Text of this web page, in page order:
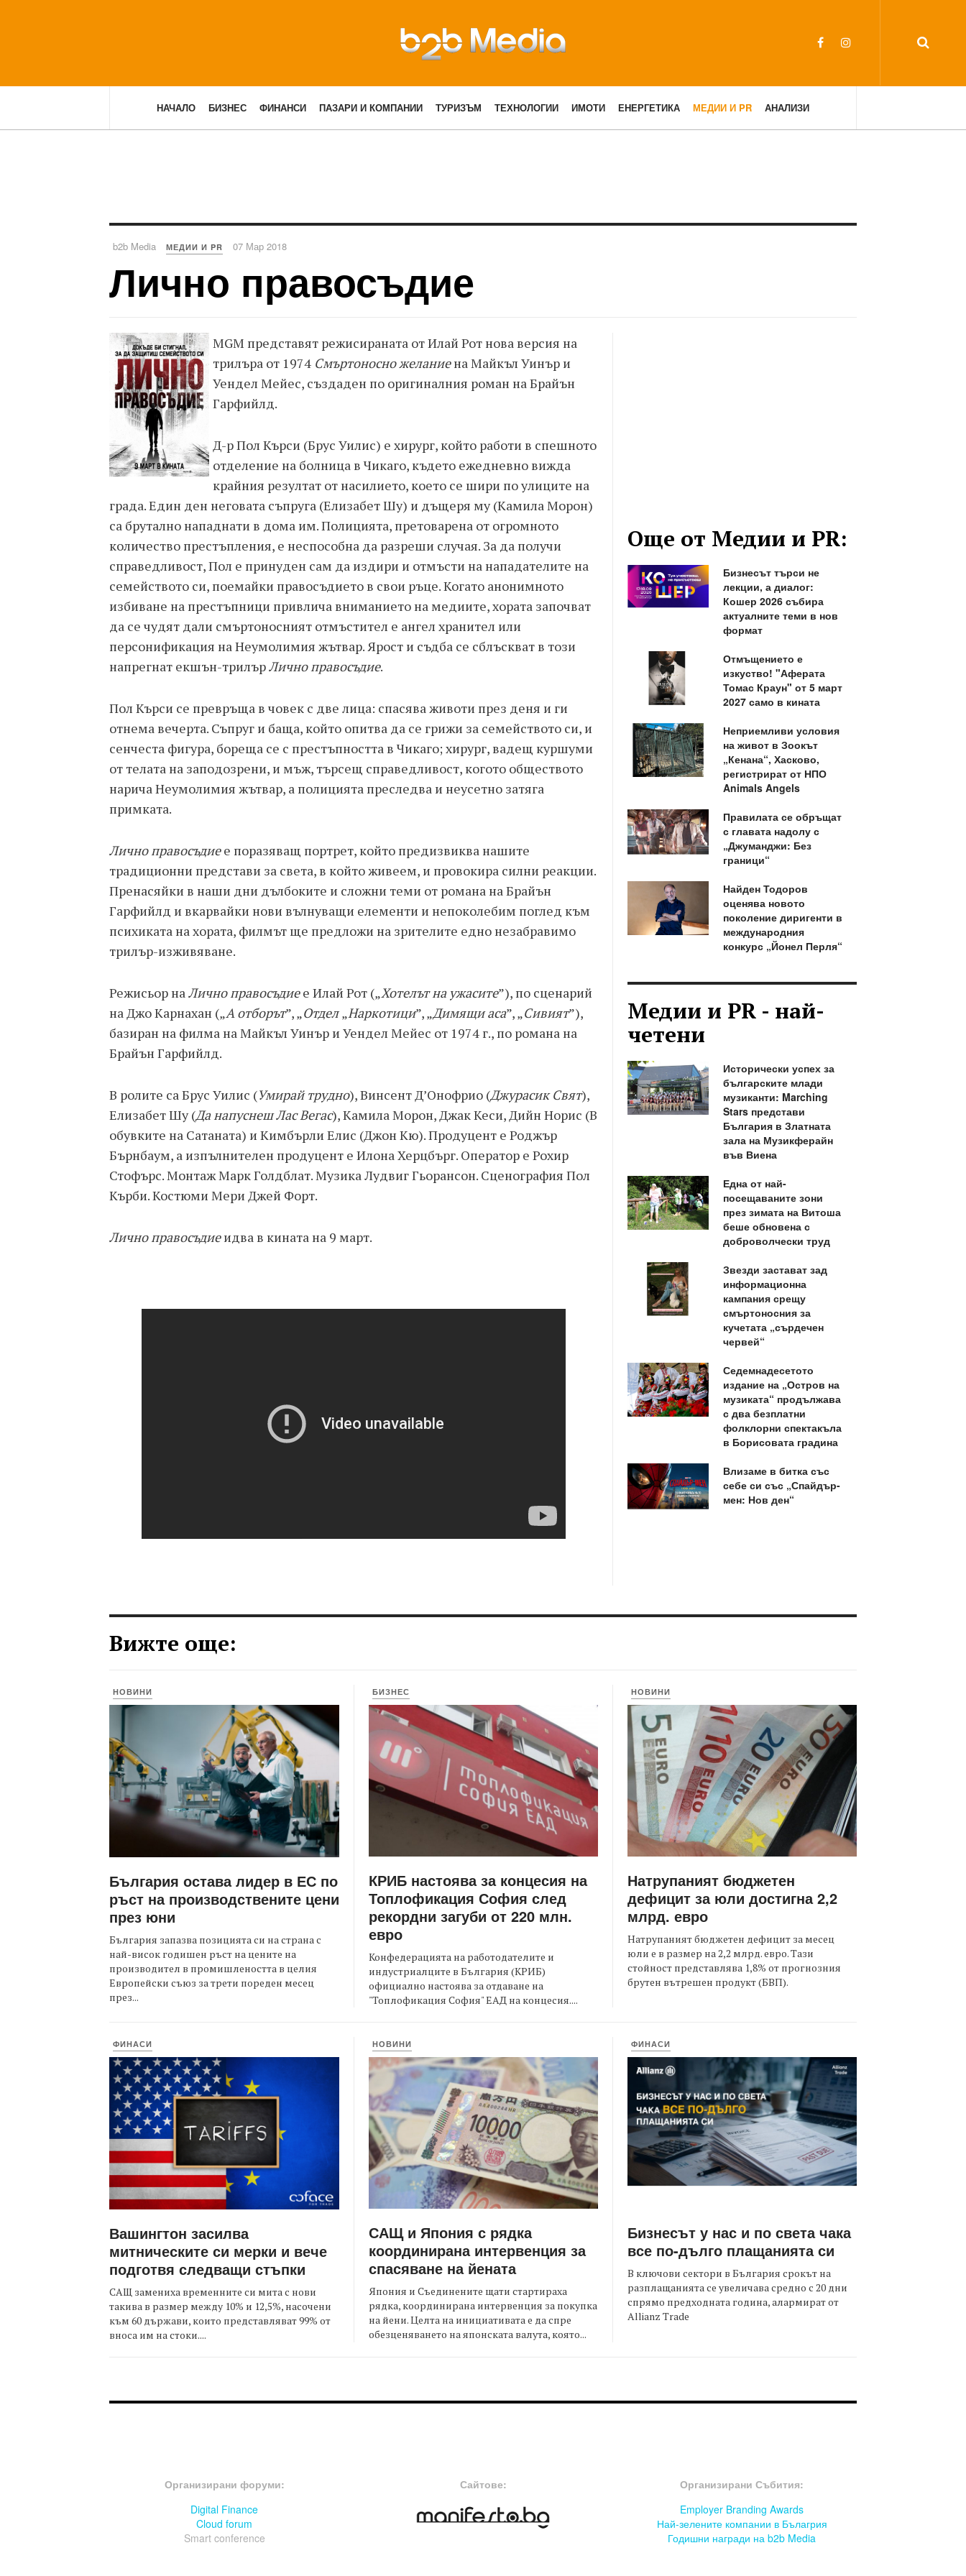
НАЧАЛО БИЗНЕС ФИНАНСИ ПАЗАРИ И КОМПАНИИ ТУРИЗЪМ ТЕХНОЛОГИИ ИМОТИ ЕНЕРГЕТИКА МЕДИИ И PR АНАЛИЗИ
b2b Media МЕДИИ И PR 07 Мар 2018
Лично правосъдие
MGM представят режисираната от Илай Рот нова версия на
трилъра от 1974 Смъртоносно желаниена Майкъл Уинър и
Уендел Мейес, създаден по оригиналния роман на Брайън
Гарфийлд.
Д-р Пол Кърси (Брус Уилис) е хирург, който работи в спешното
отделение на болница в Чикаго, където ежедневно вижда
крайния резултат от насилието, което се шири по улиците на
града. Един ден неговата съпруга (Елизабет Шу) и дъщеря му (Камила Морон)
са брутално нападнати в дома им. Полицията, претоварена от огромното
количество престъпления, е неспособна да разреши случая. За да получи
справедливост, Пол е принуден сам да издири и отмъсти на нападателите на
семейството си, поемайки правосъдието в свои ръце. Когато анонимното
избиване на престъпници привлича вниманието на медиите, хората започват
да се чудят дали смъртоносният отмъстител е ангел хранител или
персонификация на Неумолимия жътвар. Ярост и съдба се сблъскват в този
напрегнат екшън-трилърЛично правосъдие.
Пол Кърси се превръща в човек с две лица: спасява животи през деня и ги
отнема вечерта. Съпруг и баща, който опитва да се грижи за семейството си, и
сенчеста фигура, бореща се с престъпността в Чикаго; хирург, вадещ куршуми
от телата на заподозрени, и мъж, търсещ справедливост, когото обществото
нарича Неумолимия жътвар, а полицията преследва и неусетно затяга
примката.
Лично правосъдиее поразяващ портрет, който предизвиква нашите
традиционни представи за света, в който живеем, и провокира силни реакции.
Пренасяйки в наши дни дълбоките и сложни теми от романа на Брайън
Гарфийлд и вкарвайки нови вълнуващи елементи и непоколебим поглед към
психиката на хората, филмът ще предложи на зрителите едно незабравимо
трилър-изживяване.
Режисьор наЛично правосъдиее Илай Рот („Хотелът на ужасите”), по сценарий
на Джо Карнахан („А отборът”, „Отдел„Наркотици”, „Димящи аса”, „Сивият”),
базиран на филма на Майкъл Уинър и Уендел Мейес от 1974 г., по романа на
Брайън Гарфийлд.
В ролите са Брус Уилис (Умирай трудно), Винсент Д’Онофрио (Джурасик Свят),
Елизабет Шу (Да напуснеш Лас Вегас), Камила Морон, Джак Кеси, Дийн Норис (В
обувките на Сатаната) и Кимбърли Елис (Джон Кю). Продуцент е Роджър
Бърнбаум, а изпълнителен продуцент е Илона Херцбърг. Оператор е Рохир
Стофърс. Монтаж Марк Голдблат. Музика Лудвиг Гьорансон. Сценография Пол
Кърби. Костюми Мери Джей Форт.
Лично правосъдиеидва в кината на 9 март.
Още от Медии и PR:
Бизнесът търси не
лекции, а диалог:
Кошер 2026 събира
актуалните теми в нов
формат
Отмъщението е
изкуство! "Аферата
Томас Краун" от 5 март
2027 само в кината
Неприемливи условия
на живот в Зоокът
„Кенана“, Хасково,
регистрират от НПО
Animals Angels
Правилата се обръщат
с главата надолу с
„Джуманджи: Без
граници“
Найден Тодоров
оценява новото
поколение диригенти в
международния
конкурс „Йонел Перля“
Медии и PR - най-
четени
Исторически успех за
българските млади
музиканти: Marching
Stars представи
България в Златната
зала на Музикферайн
във Виена
Една от най-
посещаваните зони
през зимата на Витоша
беше обновена с
доброволчески труд
Звезди застават зад
информационна
кампания срещу
смъртоносния за
кучетата „сърдечен
червей“
Седемнадесетото
издание на „Остров на
музиката“ продължава
с два безплатни
фолклорни спектакъла
в Борисовата градина
Влизаме в битка със
себе си със „Спайдър-
мен: Нов ден“
Вижте още:
НОВИНИ
България остава лидер в ЕС по
ръст на производствените цени
през юни
България запазва позицията си на страна с
най-висок годишен ръст на цените на
производител в промишлеността в целия
Европейски съюз за трети пореден месец
през...
БИЗНЕС
КРИБ настоява за концесия на
Топлофикация София след
рекордни загуби от 220 млн.
евро
Конфедерацията на работодателите и
индустриалците в България (КРИБ)
официално настоява за отдаване на
"Топлофикация София" ЕАД на концесия....
НОВИНИ
Натрупаният бюджетен
дефицит за юли достигна 2,2
млрд. евро
Натрупаният бюджетен дефицит за месец
юли е в размер на 2,2 млрд. евро. Тази
стойност представлява 1,8% от прогнозния
брутен вътрешен продукт (БВП).
ФИНАСИ
Вашингтон засилва
митническите си мерки и вече
подготвя следващи стъпки
САЩ замениха временните си мита с нови
такива в размер между 10% и 12,5%, насочени
към 60 държави, които представляват 99% от
вноса им на стоки....
НОВИНИ
САЩ и Япония с рядка
координирана интервенция за
спасяване на йената
Япония и Съединените щати стартираха
рядка, координирана интервенция за покупка
на йени. Целта на инициативата е да спре
обезценяването на японската валута, която...
ФИНАСИ
Бизнесът у нас и по света чака
все по-дълго плащанията си
В ключови сектори в България срокът на
разплащанията се увеличава средно с 20 дни
спрямо предходната година, алармират от
Allianz Trade
Организирани форуми:
Digital Finance
Cloud forum
Smart conference
Сайтове:
Организирани Събития:
Employer Branding Awards
Най-зелените компании в Бълагрия
Годишни награди на b2b Media